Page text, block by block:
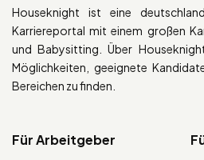
Houseknight ist eine
Karriereportal mit einem großen
und Babysitting. Über
Möglichkeiten, geeignete
Bereichen zu finden.
Für Arbeitgeber